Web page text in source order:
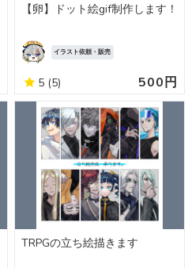
【卵】ドット絵gif制作します！
イラスト依頼・販売
5 (5) 500円
TRPGの立ち絵描きます